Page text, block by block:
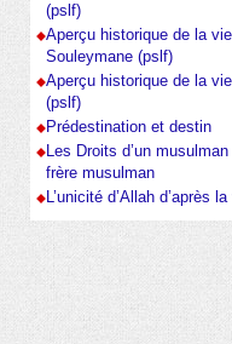
(pslf)
Aperçu historique de la vie
Souleymane (pslf)
Aperçu historique de la
(pslf)
Prédestination et destin
Les Droits d’un
frère musulman
L’unicité d’Allah d’après